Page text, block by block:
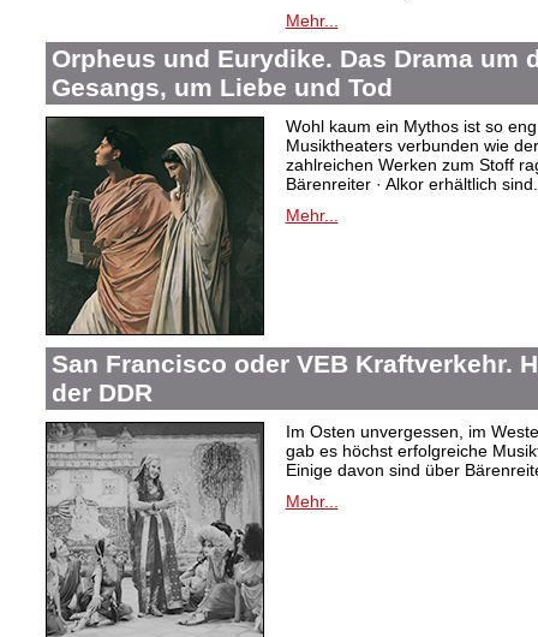
Mehr...
Orpheus und Eurydike. Das Drama um
Gesangs, um Liebe und Tod
Wohl kaum ein Mythos ist so
Musiktheaters verbunden wie
zahlreichen Werken zum Stoff
Bärenreiter · Alkor erhältlich sind.
Mehr...
San Francisco oder VEB Kraftverkehr.
der DDR
Im Osten unvergessen, im
gab es höchst erfolgreiche
Einige davon sind über
Mehr...